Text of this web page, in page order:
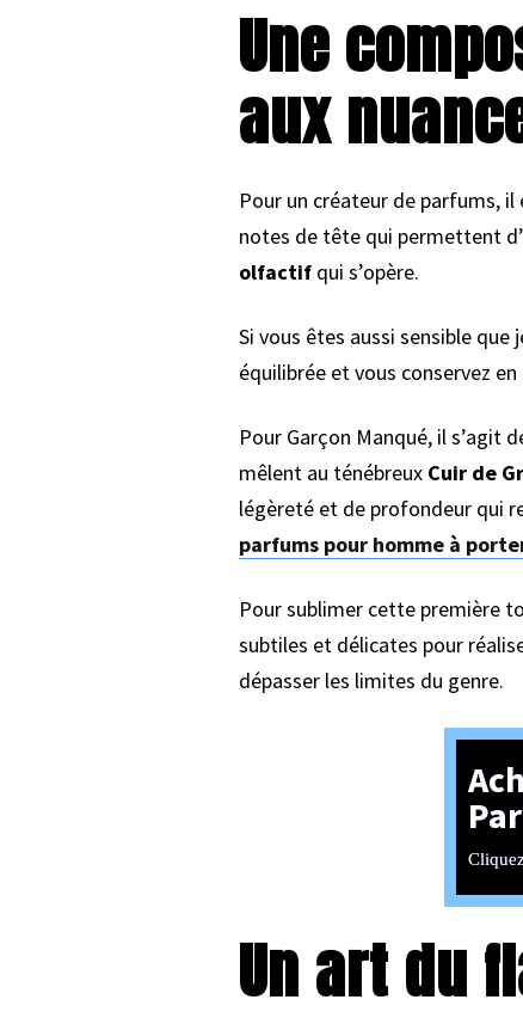
Une
aux
Pour un créateur de parfums,
notes de tête qui permettent
olfactifqui s’opère.
Si vous êtes aussi sensible que
équilibrée et vous conservez
Pour Garçon Manqué, il s’agit
mêlent au ténébreux Cuir de
légèreté et de profondeur qui
parfums pour homme à
Pour sublimer cette première
subtiles et délicates pour
dépasser les limites du genre.
Un art du